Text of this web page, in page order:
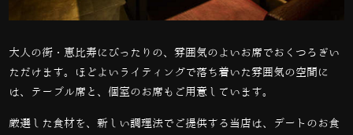
大人の街・恵比寿にぴったりの、雰囲気のよいお席でおくつろぎい
ただけます。ほどよいライティングで落ち着いた雰囲気の空間に
は、テーブル席と、個室のお席もご用意しています。
厳選した食材を、新しい調理法でご提供する当店は、デートのお食